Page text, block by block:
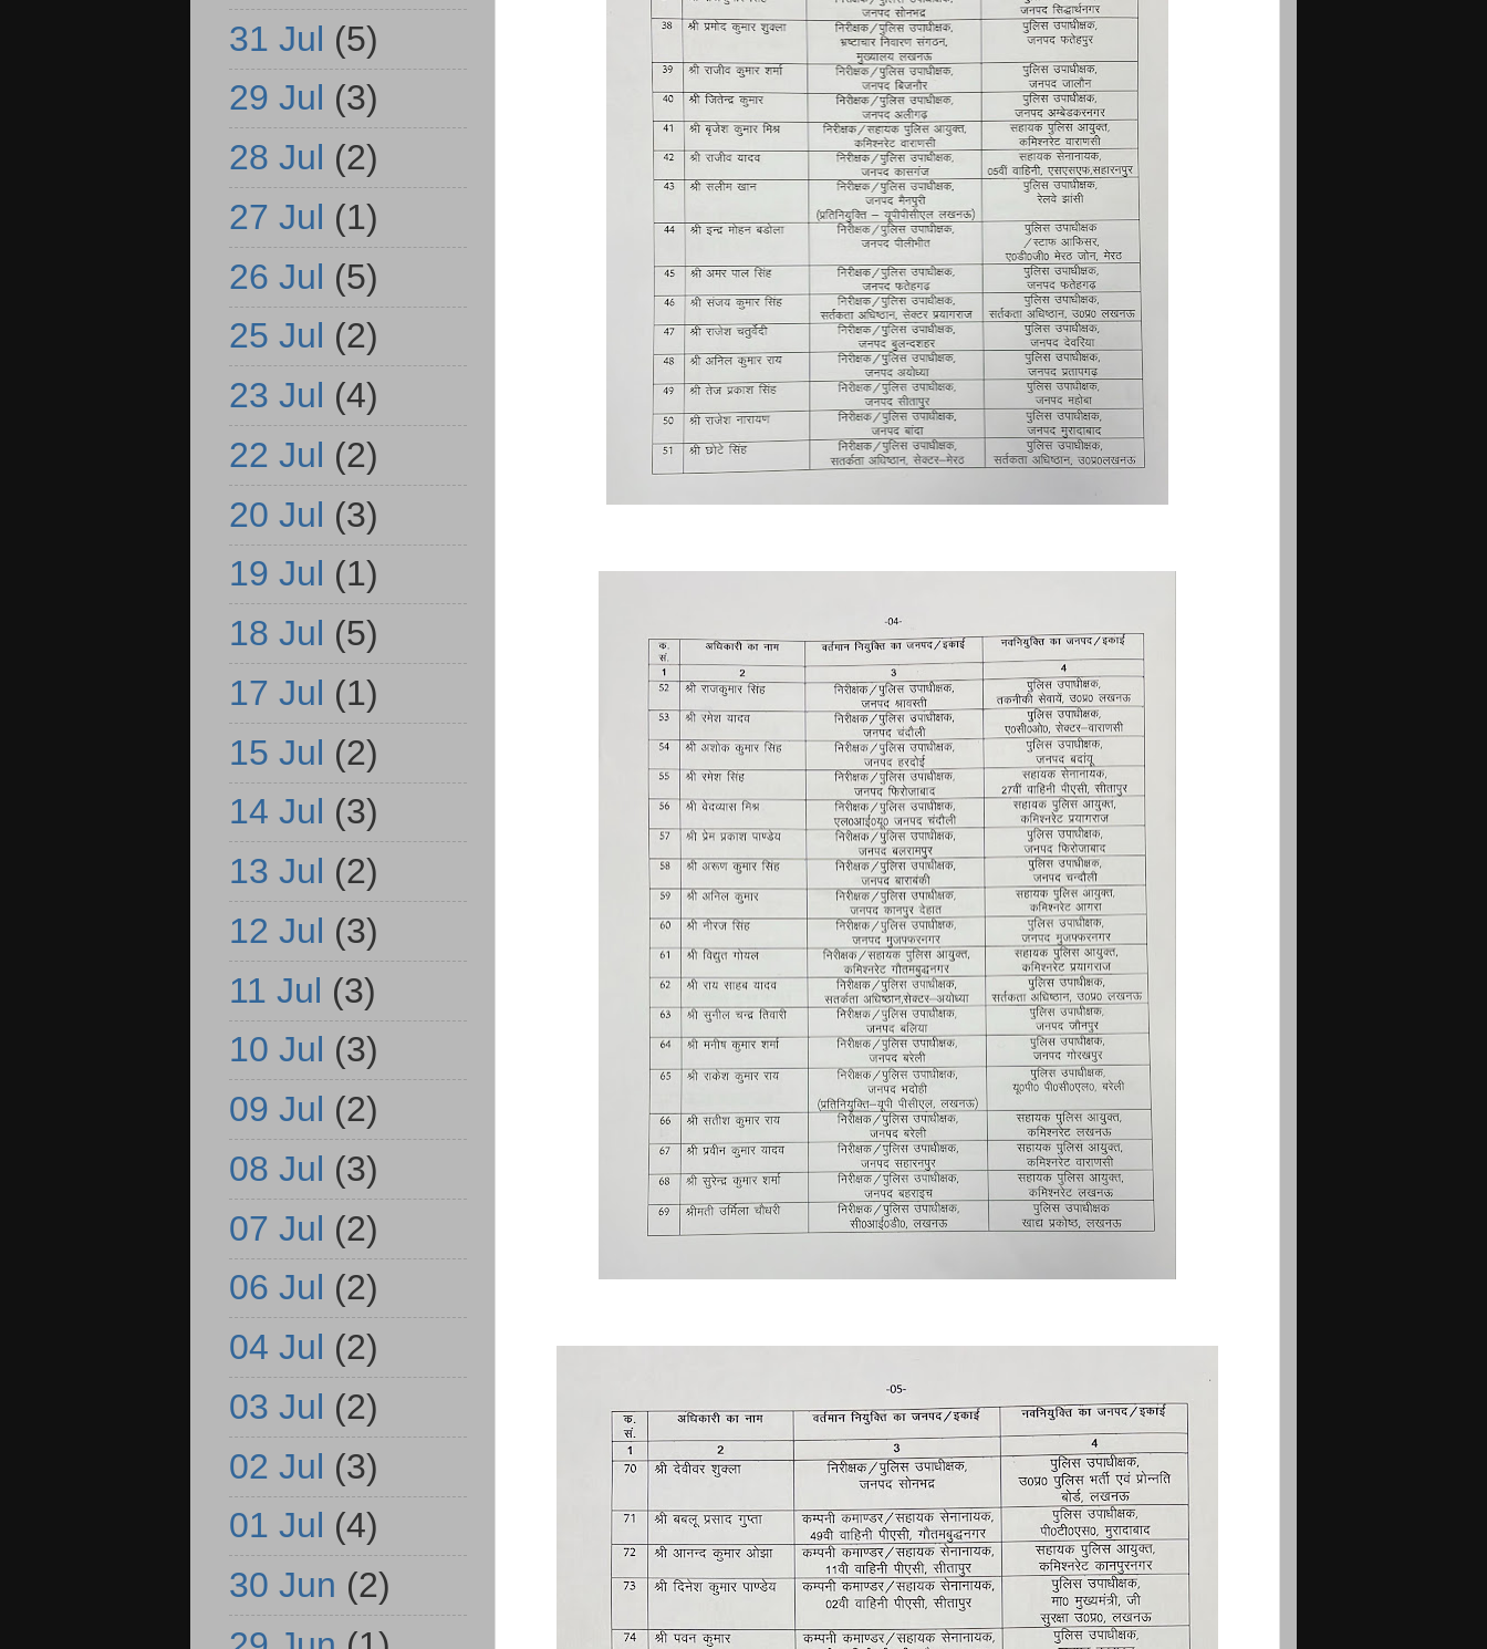
31 Jul (5)
29 Jul (3)
28 Jul (2)
27 Jul (1)
26 Jul (5)
25 Jul (2)
23 Jul (4)
22 Jul (2)
20 Jul (3)
19 Jul (1)
18 Jul (5)
17 Jul (1)
15 Jul (2)
14 Jul (3)
13 Jul (2)
12 Jul (3)
11 Jul (3)
10 Jul (3)
09 Jul (2)
08 Jul (3)
07 Jul (2)
06 Jul (2)
04 Jul (2)
03 Jul (2)
02 Jul (3)
01 Jul (4)
30 Jun (2)